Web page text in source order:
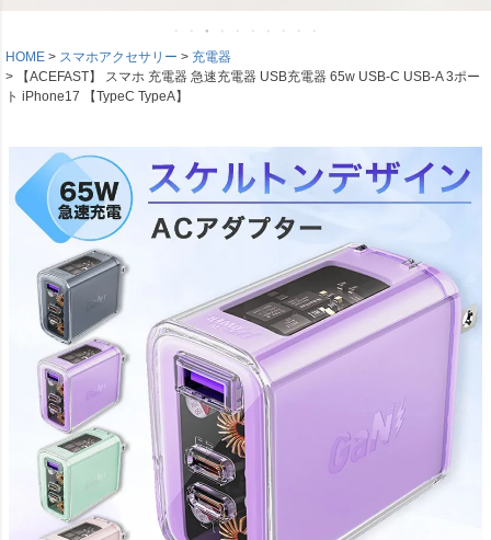
HOME スマホアクセサリー
充電器
【ACEFAST】 スマホ 充電器 急速充電器 USB充電器 65w USB-C USB-A 3ポー
ト iPhone17 【TypeC TypeA】